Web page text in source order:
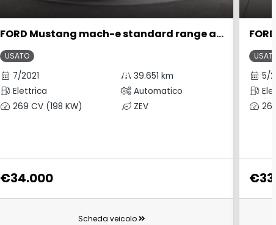
FORD Mustang mach-e standard range awd 269cv auto
USATO
7/2021
39.651 km
Elettrica
Automatico
269 CV (198 KW)
ZEV
€34.000
Scheda veicolo
5/